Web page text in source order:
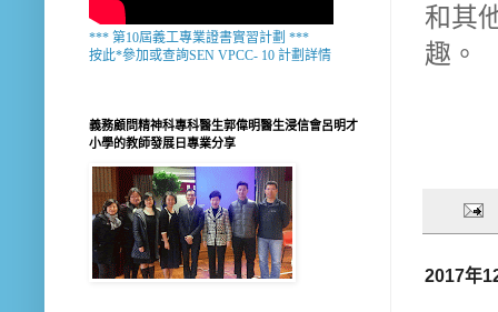
和其
趣。
2017年
*** 第10屆義工專業證書實習計劃 ***
按此*參加或查詢SEN VPCC- 10 計劃詳情
義務顧問精神科專科醫生郭偉明醫生浸信會呂明才
小學的教師發展日專業分享